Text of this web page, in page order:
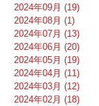
2024年09月 (19)
2024年08月 (1)
2024年07月 (13)
2024年06月 (20)
2024年05月 (19)
2024年04月 (11)
2024年03月 (12)
2024年02月 (18)